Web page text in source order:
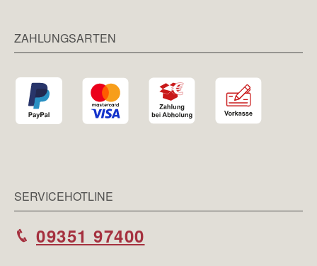
ZAHLUNGSARTEN
SERVICEHOTLINE
09351 97400